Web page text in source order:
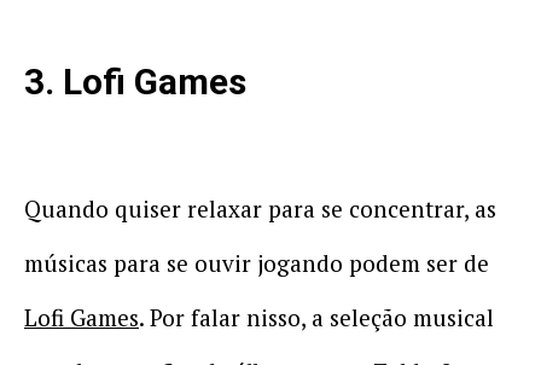
3. Lofi Games
Quando quiser relaxar para se concentrar, as
músicas para se ouvir jogando podem ser de
Lofi Games. Por falar nisso, a seleção musical